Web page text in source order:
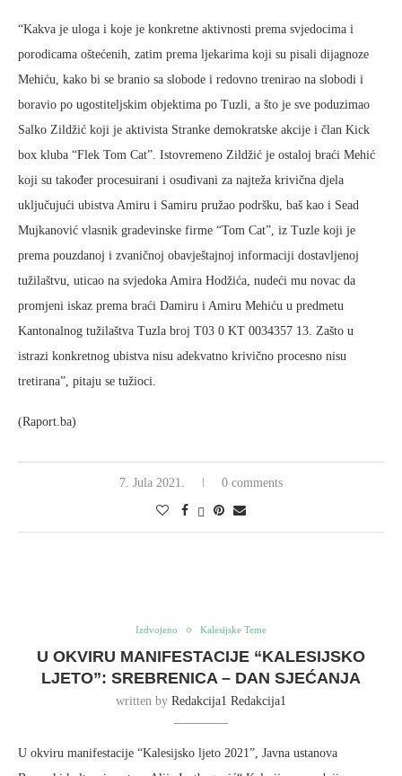
“Kakva je uloga i koje je konkretne aktivnosti prema svjedocima i
porodicama oštećenih, zatim prema ljekarima koji su pisali dijagnoze
Mehiću, kako bi se branio sa slobode i redovno trenirao na slobodi i
boravio po ugostiteljskim objektima po Tuzli, a što je sve poduzimao
Salko Zildžić koji je aktivista Stranke demokratske akcije i član Kick
box kluba “Flek Tom Cat”. Istovremeno Zildžić je ostaloj braći Mehić
koji su također procesuirani i osuđivani za najteža krivična djela
uključujući ubistva Amiru i Samiru pružao podršku, baš kao i Sead
Mujkanović vlasnik gradevinske firme “Tom Cat”, iz Tuzle koji je
prema pouzdanoj i zvaničnoj obavještajnoj informaciji dostavljenoj
tužilaštvu, uticao na svjedoka Amira Hodžića, nudeći mu novac da
promjeni iskaz prema braći Damiru i Amiru Mehiću u predmetu
Kantonalnog tužilaštva Tuzla broj T03 0 KT 0034357 13. Zašto u
istrazi konkretnog ubistva nisu adekvatno krivično procesno nisu
tretirana”, pitaju se tužioci.
(Raport.ba)
7. Jula 2021. 0 comments
Izdvojeno Kalesijske Teme
U OKVIRU MANIFESTACIJE “KALESIJSKO
LJETO”: SREBRENICA – DAN SJEĆANJA
written by Redakcija1 Redakcija1
U okviru manifestacije “Kalesijsko ljeto 2021”, Javna ustanova